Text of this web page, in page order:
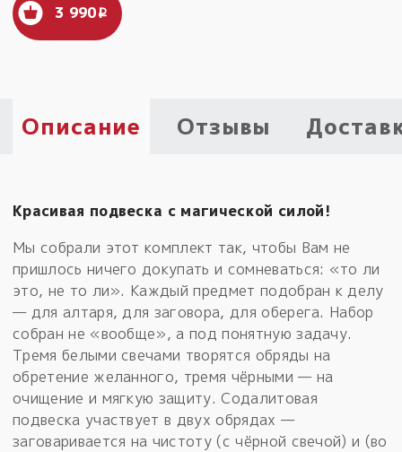
Пыльный сундучок
Новинки
Безоплатная доставка
на заказ от 4 тыс. руб. со скидкой
Оберег в подарок
к заказу от 3 тыс. руб.
3 990i
Описание Отзывы
Красивая подвеска с магической силой!
Мы собрали этот комплект так, чтобы Вам не
пришлось ничего докупать и сомневаться: «то ли
это, не то ли». Каждый предмет подобран к делу
— для алтаря, для заговора, для оберега. Набор
собран не «вообще», а под понятную задачу.
Тремя белыми свечами творятся обряды на
обретение желанного, тремя чёрными — на
очищение и мягкую защиту. Содалитовая
подвеска участвует в двух обрядах —
заговаривается на чистоту (с чёрной свечой) и (во